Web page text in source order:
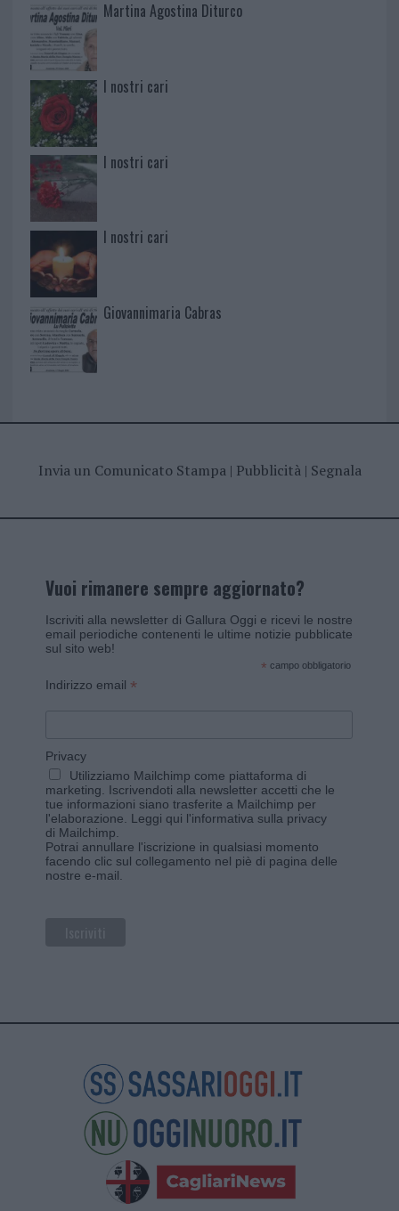
Martina Agostina Diturco
I nostri cari
I nostri cari
I nostri cari
Giovannimaria Cabras
Invia un Comunicato Stampa| Pubblicità| Segnala
Vuoi rimanere sempre aggiornato?
Iscriviti alla newsletter di Gallura Oggi e ricevi le nostre
email periodiche contenenti le ultime notizie pubblicate
sul sito web!
* campo obbligatorio
Indirizzo email *
Privacy
Utilizziamo Mailchimp come piattaforma di
marketing. Iscrivendoti alla newsletter accetti che le
tue informazioni siano trasferite a Mailchimp per
l'elaborazione. Leggi qui l'informativa sulla privacy
di Mailchimp
Potrai annullare l'iscrizione in qualsiasi momento
facendo clic sul collegamento nel piè di pagina delle
nostre e-mail.